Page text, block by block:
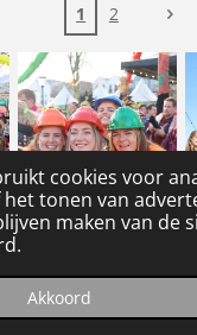
cookies voor
tonen van
maken van de
Akkoord
1 2